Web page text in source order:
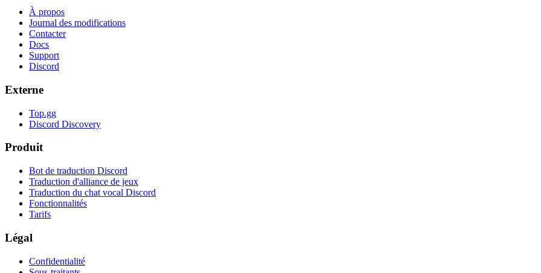
À propos
Journal des modifications
Contacter
Docs
Support
Discord
Externe
Top.gg
Discord Discovery
Produit
Bot de traduction Discord
Traduction d'alliance de jeux
Traduction du chat vocal Discord
Fonctionnalités
Tarifs
Légal
Confidentialité